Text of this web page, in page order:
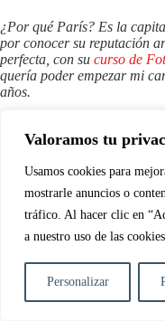
Valoramos tu
Usamos cookies para
mostrarle anuncios o
tráfico. Al hacer clic en
a nuestro uso de las
Personalizar
¿Por qué París? Es la
por conocer su reputación
perfecta, con su curso de
quería poder empezar mi
años.
Por encima de todo, la
otras escuelas. Le debo
ayudaron a encontrar mi
sentido del detalle.
Desde octubre de 2012,
París. En 2013, fui